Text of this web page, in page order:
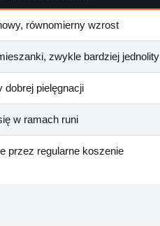
równomierny wzrost
zwykle bardziej jednolity
dobrej pielęgnacji
w ramach runi
przez regularne koszenie